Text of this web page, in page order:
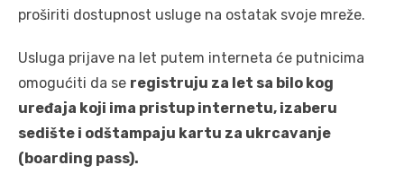
proširiti dostupnost usluge na ostatak svoje mreže.
Usluga prijave na let putem interneta će putnicima
omogućiti da se registruju za let sa bilo kog
uređaja koji ima pristup internetu, izaberu
sedište i odštampaju kartu za ukrcavanje
(boarding pass).